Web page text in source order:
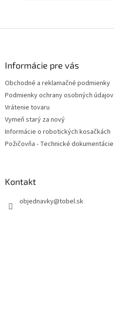
Informácie pre vás
Obchodné a reklamačné podmienky
Podmienky ochrany osobných údajov
Vrátenie tovaru
Vymeň starý za nový
Informácie o robotických kosačkách
Požičovňa - Technické dokumentácie
Kontakt
objednavky@tobel.sk